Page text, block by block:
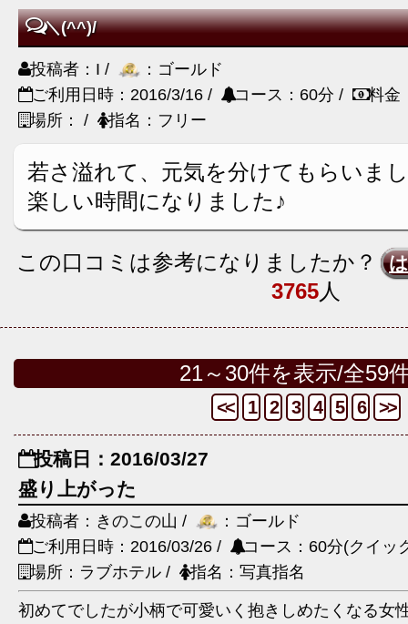
＼(^^)/
投稿者：I /
：ゴールド
ご利用日時：2016/3/16 /
コース：60分 /
料金
場所： /
指名：フリー
若さ溢れて、元気を分けてもらいま
楽しい時間になりました♪
この口コミは参考になりましたか？
3765人
21～30件を表示/全59
<< 1 2 3 4 5 6 >>
投稿日：2016/03/27
盛り上がった
投稿者：きのこの山 /
：ゴールド
ご利用日時：2016/03/26 /
コース：60分(クイ
場所：ラブホテル /
指名：写真指名
初めてでしたが小柄で可愛いく抱きしめたくなる女